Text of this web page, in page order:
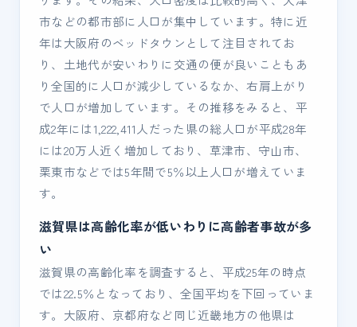
市などの都市部に人口が集中しています。特に近
年は大阪府のベッドタウンとして注目されてお
り、土地代が安いわりに交通の便が良いこともあ
り全国的に人口が減少しているなか、右肩上がり
で人口が増加しています。その推移をみると、平
成2年には1,222,411人だった県の総人口が平成28年
には20万人近く増加しており、草津市、守山市、
栗東市などでは5年間で5％以上人口が増えていま
す。
滋賀県は高齢化率が低いわりに高齢者事故が多
い
滋賀県の高齢化率を調査すると、平成25年の時点
では22.5％となっており、全国平均を下回っていま
す。大阪府、京都府など同じ近畿地方の他県は